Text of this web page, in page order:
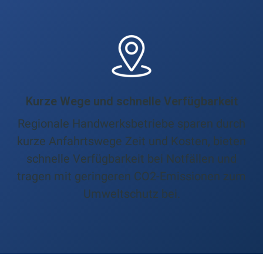
Kurze Wege und schnelle Verfügbarkeit
Regionale Handwerksbetriebe sparen durch
kurze Anfahrtswege Zeit und Kosten, bieten
schnelle Verfügbarkeit bei Notfällen und
tragen mit geringeren CO2-Emissionen zum
Umweltschutz bei.